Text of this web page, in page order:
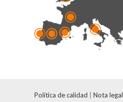
Política de calidad | Nota legal